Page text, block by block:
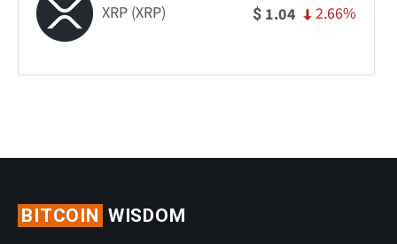
XRP (XRP) $ 1.04 2.66%
BITCOIN WISDOM